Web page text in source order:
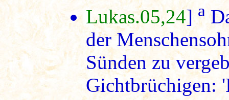
Lukas.05,24]a
der
Sünden zu
Gichtbrüchigen: